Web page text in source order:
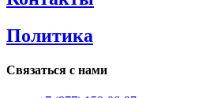
Политика
Связаться с нами